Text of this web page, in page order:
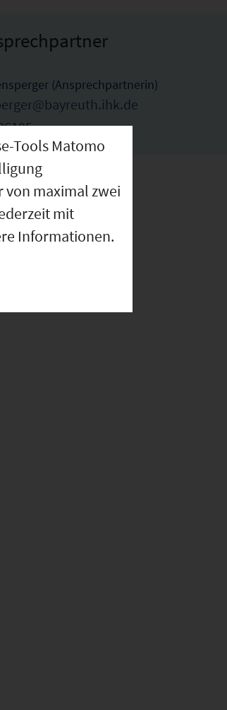
(Ansprechpartnerin)
Tools Matomo
von maximal zwei
mit
Informationen.